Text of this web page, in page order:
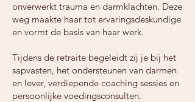
onverwerkt trauma en darmklachten. Deze
weg maakte haar tot ervaringsdeskundige
en vormt de basis van haar werk.
Tijdens de retraite begeleidt zij je bij het
sapvasten, het ondersteunen van darmen
en lever, verdiepende coaching sessies en
persoonlijke voedingsconsulten.